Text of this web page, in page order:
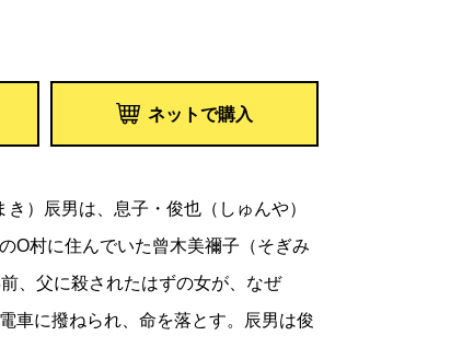
ネットで購入
）辰男は、息子・俊也（しゅんや）
O村に住んでいた曾木美禰子（そぎみ
、父に殺されたはずの女が、なぜ
に撥ねられ、命を落とす。辰男は俊